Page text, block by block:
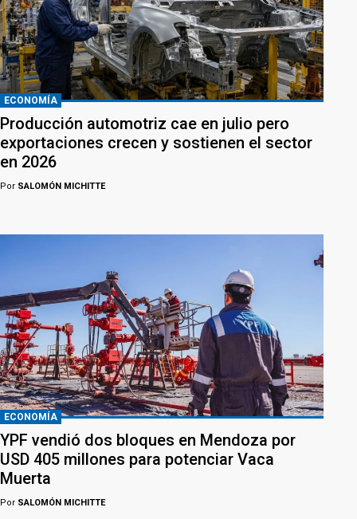
ECONOMÍA
Producción automotriz cae en julio pero
exportaciones crecen y sostienen el sector
en 2026
Por SALOMÓN MICHITTE
ECONOMÍA
YPF vendió dos bloques en Mendoza por
USD 405 millones para potenciar Vaca
Muerta
Por SALOMÓN MICHITTE